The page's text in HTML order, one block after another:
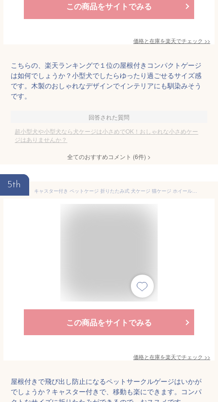
この商品をサイトでみる
価格と在庫を楽天でチェック >>
こちらの、楽天ランキングで１位の屋根付きコンパクトゲージ
は如何でしょうか？小型犬でしたらゆったり過ごせるサイズ感
です。木製のおしゃれなデザインでインテリアにも馴染みそう
です。
回答された質問
超小型犬や小型犬なら犬ケージは小さめでOK！おしゃれな小さめケー
ジはありませんか？
全てのおすすめコメント (6件) >
5th
キャスター付き ペットケージ 折りたたみ式 犬ケージ 猫ケージ ホイール付き 車輪付き 犬小屋 犬用 猫用 サークル ケージ ゲージ ハウス ゲート クレート ペットサークル うさぎ 小型犬 スライドトレー付き 折り畳みタイプ 収納 屋根付き 犬ゲージ ケージ犬【ペット用品】
この商品をサイトでみる
価格と在庫を楽天でチェック >>
屋根付きで飛び出し防止になるペットサークルゲージはいかが
でしょうか？キャスター付きで、移動も楽にできます。コンパ